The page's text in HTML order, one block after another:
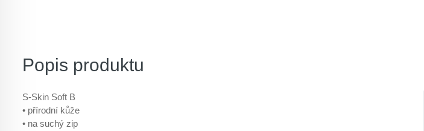
Popis produktu
S-Skin Soft B
• přírodní kůže
• na suchý zip